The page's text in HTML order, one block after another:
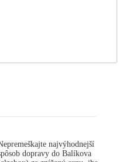
najvýhodnejší
dopravy do Balíkova